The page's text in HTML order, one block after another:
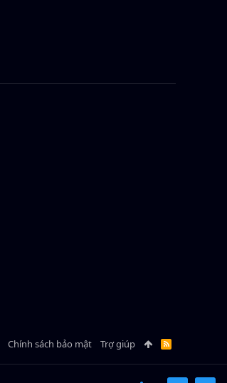
Chính sách bảo mật Trợ giúp
R
S
S